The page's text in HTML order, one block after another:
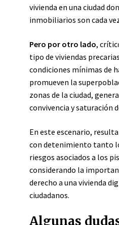
vivienda en una ciudad
inmobiliarios son cada
Pero por otro lado,
tipo de viviendas
condiciones mínimas de
promueven la
zonas de la ciudad,
convivencia y saturación
En este escenario,
con detenimiento tanto
riesgos asociados a los
considerando la
derecho a una vivienda
ciudadanos.
Algunas